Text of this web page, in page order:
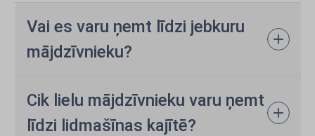
Vai es varu ņemt līdzi jebkuru
mājdzīvnieku?
Cik lielu mājdzīvnieku varu ņemt
līdzi lidmašīnas kajītē?